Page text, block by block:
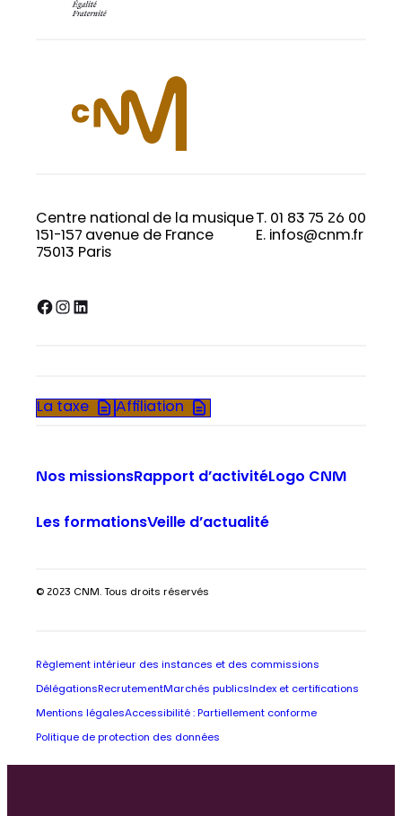
Centre national de la musique
151-157 avenue de France
75013 Paris
T. 01 83 75 26 00
E. infos@cnm.fr
Facebook InstagramLinkedIn
La taxe Affiliation
Nos missionsRapport d’activitéLogo CNM
Les formationsVeille d’actualité
© 2023 CNM. Tous droits réservés
Règlement intérieur des instances et des commissions
DélégationsRecrutementMarchés publicsIndex et certifications
Mentions légalesAccessibilité : Partiellement conforme
Politique de protection des données